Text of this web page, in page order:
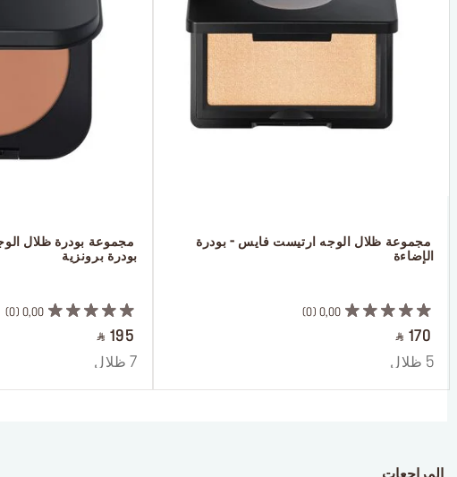
بودرة برونزية
0,00
0
‎ ⃁ 195 ‎
7 ظلال
الإضاءة
0,00
0
‎ ⃁ 170 ‎
5 ظلال